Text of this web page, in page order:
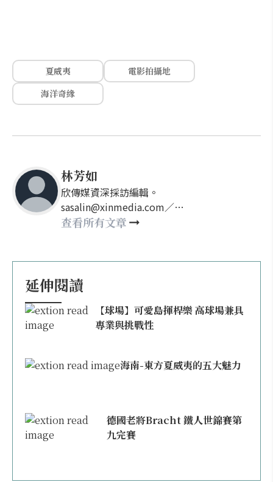
夏威夷
電影拍攝地
海洋奇緣
林芳如
欣傳媒資深採訪編輯。
sasalin@xinmedia.com／
happy21917@gmail.com
查看所有文章
延伸閱讀
【球場】可愛島揮桿樂 高球場兼具
專業與挑戰性
海南-東方夏威夷的五大魅力
德國老將Bracht 鐵人世錦賽第
九完賽